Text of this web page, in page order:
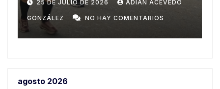
20 DE JULIO DE 2026 ADIAN ACEVEDO
GONZÁLEZ NO HAY COMENTARIOS
agosto 2026